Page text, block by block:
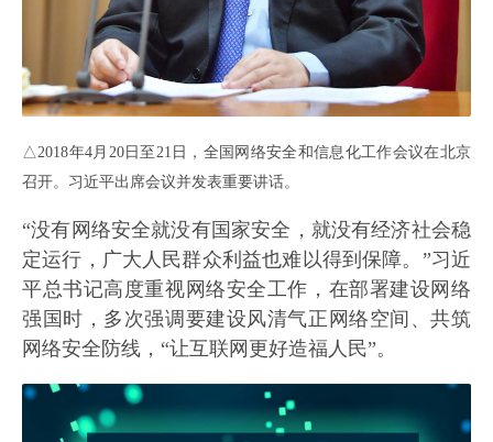
△2018年4月20日至21日，全国网络安全和信息化工作会议在北京
召开。习近平出席会议并发表重要讲话。
“没有网络安全就没有国家安全，就没有经济社会稳
定运行，广大人民群众利益也难以得到保障。”习近
平总书记高度重视网络安全工作，在部署建设网络
强国时，多次强调要建设风清气正网络空间、共筑
网络安全防线，“让互联网更好造福人民”。